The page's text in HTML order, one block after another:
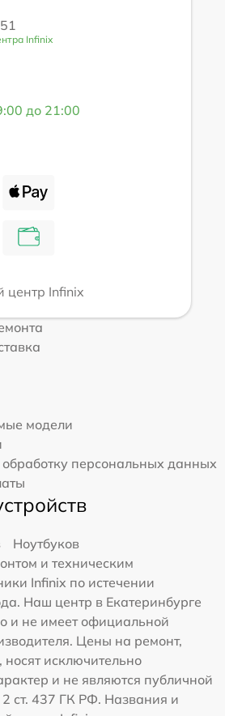
Infinix
до 21:00
Infinix
модели
обработку персональных данных
Ноутбуков
и техническим
Infinix по истечении
Наш центр в Екатеринбурге
и не имеет официальной
Цены на ремонт,
исключительно
и не являются публичной
2 ст. 437 ГК РФ. Названия и